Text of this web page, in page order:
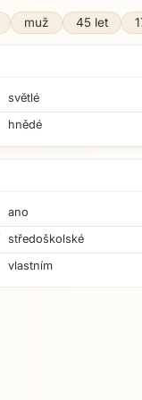
muž 45 let
světlé
hnědé
ano
středoškolské
vlastním